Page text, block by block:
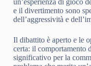
e il divertimento sono
dell’aggressività e
Il dibattito è aperto e le
certa: il comportamento
significativo per la